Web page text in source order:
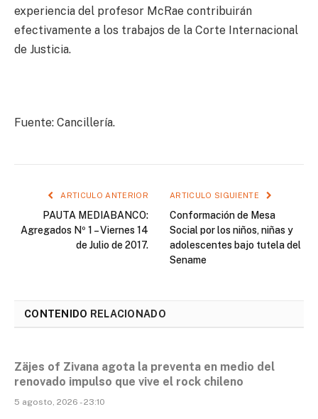
experiencia del profesor McRae contribuirán
efectivamente a los trabajos de la Corte Internacional
de Justicia.
Fuente: Cancillería.
ARTICULO ANTERIOR
PAUTA MEDIABANCO:
Agregados Nº 1 – Viernes 14
de Julio de 2017.
ARTICULO SIGUIENTE
Conformación de Mesa
Social por los niños, niñas y
adolescentes bajo tutela del
Sename
CONTENIDO RELACIONADO
Zäjes of Zivana agota la preventa en medio del
renovado impulso que vive el rock chileno
5 agosto, 2026 - 23:10